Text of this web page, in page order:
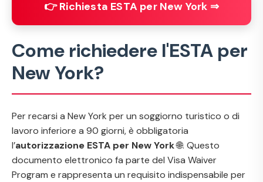
👉 Richiesta ESTA per New York ⇒
Come richiedere l'ESTA per
New York?
Per recarsi a New York per un soggiorno turistico o di
lavoro inferiore a 90 giorni, è obbligatoria
l’autorizzazione ESTA per New York🌐. Questo
documento elettronico fa parte del Visa Waiver
Program e rappresenta un requisito indispensabile per